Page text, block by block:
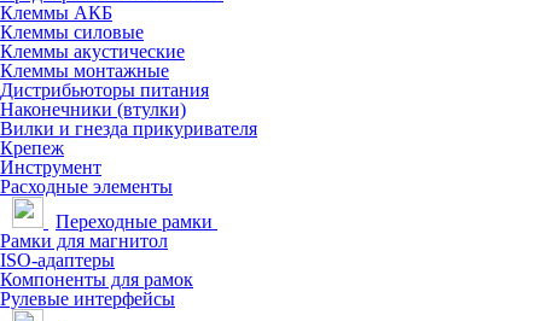
Клеммы АКБ
Клеммы силовые
Клеммы акустические
Клеммы монтажные
Дистрибьюторы питания
Наконечники (втулки)
Вилки и гнезда прикуривателя
Крепеж
Инструмент
Расходные элементы
Переходные рамки
Рамки для магнитол
ISO-адаптеры
Компоненты для рамок
Рулевые интерфейсы